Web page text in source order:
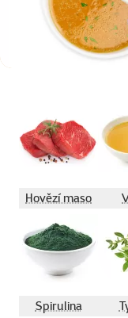
Hovězí maso
Spirulina